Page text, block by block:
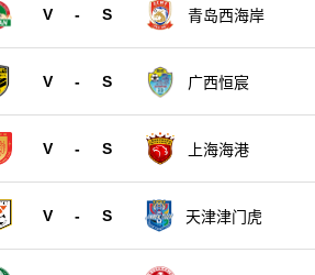
V - S 青岛西海岸
V - S 广西恒宸
V - S 上海海港
V - S 天津津门虎